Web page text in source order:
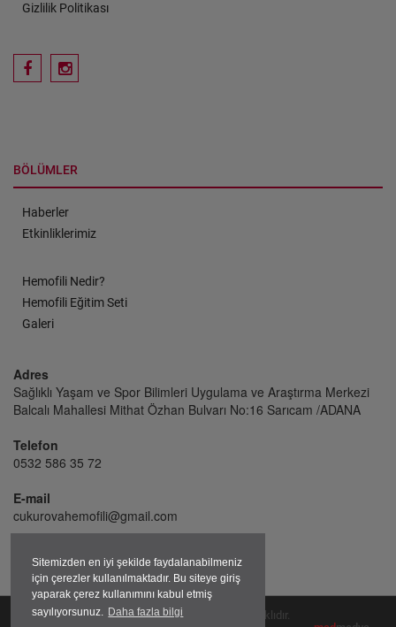
Sitemizden en iyi şekilde faydalanabilmeniz
için çerezler kullanılmaktadır. Bu siteye giriş
yaparak çerez kullanımını kabul etmiş
sayılıyorsunuz. Daha fazla bilgi
Gizlilik Politikası
BÖLÜMLER
Haberler
Etkinliklerimiz
Hemofili Nedir?
Hemofili Eğitim Seti
Galeri
Adres
Sağlıklı Yaşam ve Spor Bilimleri Uygulama ve Araştırma Merkezi
Balcalı Mahallesi Mithat Özhan Bulvarı No:16 Sarıcam /ADANA
Telefon
0532 586 35 72
E-mail
cukurovahemofili@gmail.com
2026 Çukurova Hemofili Derneği © Her hakkı saklıdır.